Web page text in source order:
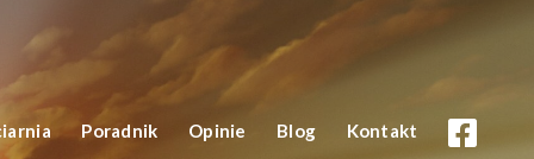
Poradnik Opinie Blog Kontakt